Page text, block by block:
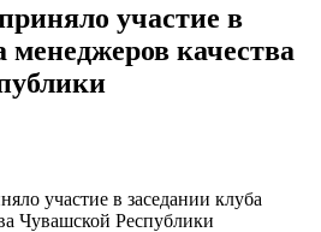
участие в
менеджеров качества
участие в заседании клуба
Чувашской Республики